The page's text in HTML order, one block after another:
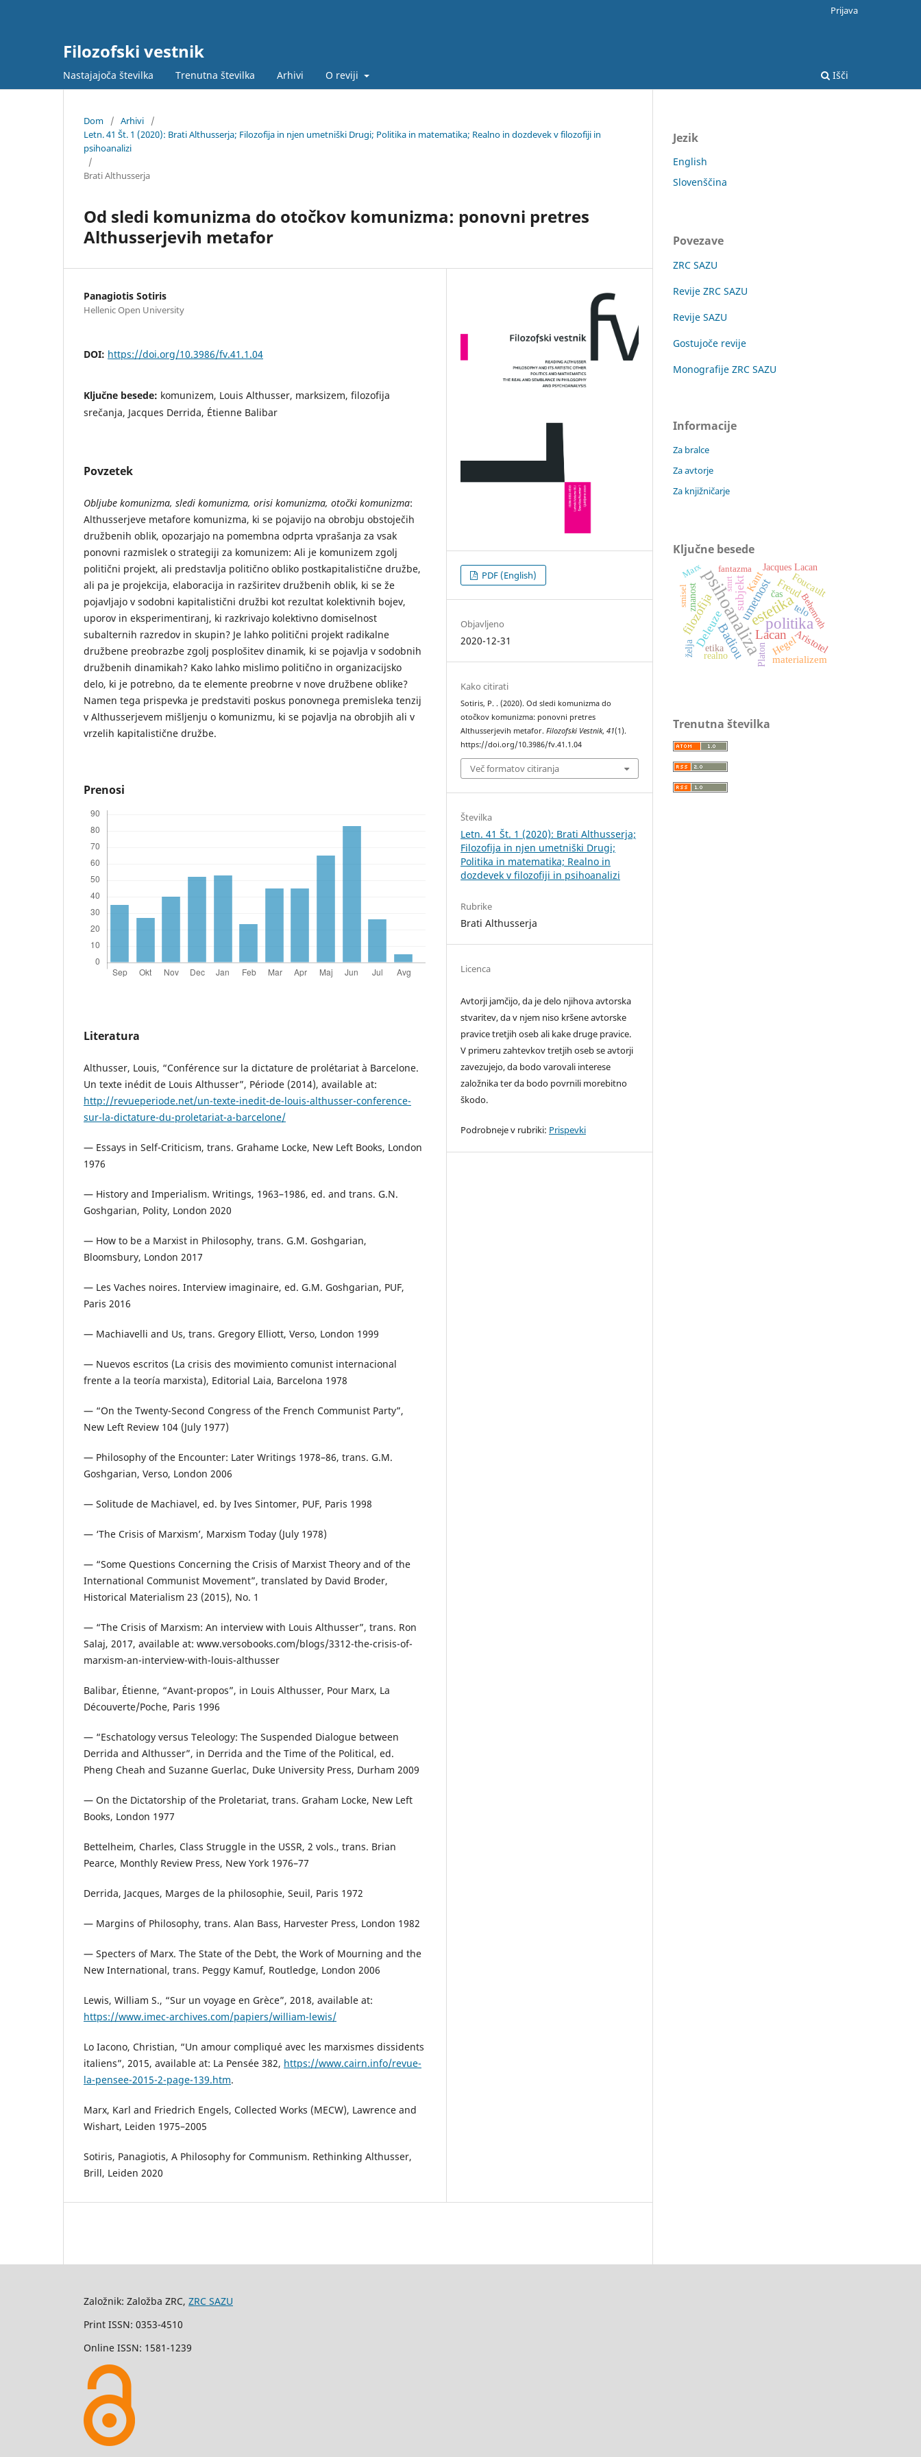
Filozofski vestnik
Nastajajoča številka Trenutna številka Arhivi O reviji Išči
Prijava
Dom / Arhivi
/
Letn. 41 Št. 1 (2020): Brati Althusserja; Filozofija in njen umetniški Drugi; Politika in matematika; Realno in dozdevek v filozofiji in
psihoanalizi
/
Brati Althusserja
Od sledi komunizma do otočkov komunizma: ponovni pretres
Althusserjevih metafor
Panagiotis Sotiris
Hellenic Open University
DOI: https://doi.org/10.3986/fv.41.1.04
Ključne besede: komunizem, Louis Althusser, marksizem, filozofija
srečanja, Jacques Derrida, Étienne Balibar
Povzetek
Obljube komunizma, sledi komunizma, orisi komunizma, otočki komunizma:
Althusserjeve metafore komunizma, ki se pojavijo na obrobju obstoječih
družbenih oblik, opozarjajo na pomembna odprta vprašanja za vsak
ponovni razmislek o strategiji za komunizem: Ali je komunizem zgolj
politični projekt, ali predstavlja politično obliko postkapitalistične družbe,
ali pa je projekcija, elaboracija in razširitev družbenih oblik, ki se že
pojavljajo v sodobni kapitalistični družbi kot rezultat kolektivnih bojev,
uporov in eksperimentiranj, ki razkrivajo kolektivno domiselnost
subalternih razredov in skupin? Je lahko politični projekt radikalne
družbene preobrazbe zgolj posplošitev dinamik, ki se pojavlja v sodobnih
družbenih dinamikah? Kako lahko mislimo politično in organizacijsko
delo, ki je potrebno, da te elemente preobrne v nove družbene oblike?
Namen tega prispevka je predstaviti poskus ponovnega premisleka tenzij
v Althusserjevem mišljenju o komunizmu, ki se pojavlja na obrobjih ali v
vrzelih kapitalistične družbe.
Prenosi
Literatura
Althusser, Louis, “Conférence sur la dictature de prolétariat à Barcelone.
Un texte inédit de Louis Althusser”, Période (2014), available at:
http://revueperiode.net/un-texte-inedit-de-louis-althusser-conference-
sur-la-dictature-du-proletariat-a-barcelone/
— Essays in Self-Criticism, trans. Grahame Locke, New Left Books, London
1976
— History and Imperialism. Writings, 1963–1986, ed. and trans. G.N.
Goshgarian, Polity, London 2020
— How to be a Marxist in Philosophy, trans. G.M. Goshgarian,
Bloomsbury, London 2017
— Les Vaches noires. Interview imaginaire, ed. G.M. Goshgarian, PUF,
Paris 2016
— Machiavelli and Us, trans. Gregory Elliott, Verso, London 1999
— Nuevos escritos (La crisis des movimiento comunist internacional
frente a la teoría marxista), Editorial Laia, Barcelona 1978
— “On the Twenty-Second Congress of the French Communist Party”,
New Left Review 104 (July 1977)
— Philosophy of the Encounter: Later Writings 1978–86, trans. G.M.
Goshgarian, Verso, London 2006
— Solitude de Machiavel, ed. by Ives Sintomer, PUF, Paris 1998
— ‘The Crisis of Marxism’, Marxism Today (July 1978)
— “Some Questions Concerning the Crisis of Marxist Theory and of the
International Communist Movement”, translated by David Broder,
Historical Materialism 23 (2015), No. 1
— “The Crisis of Marxism: An interview with Louis Althusser”, trans. Ron
Salaj, 2017, available at: www.versobooks.com/blogs/3312-the-crisis-of-
marxism-an-interview-with-louis-althusser
Balibar, Étienne, “Avant-propos”, in Louis Althusser, Pour Marx, La
Découverte/Poche, Paris 1996
— “Eschatology versus Teleology: The Suspended Dialogue between
Derrida and Althusser”, in Derrida and the Time of the Political, ed.
Pheng Cheah and Suzanne Guerlac, Duke University Press, Durham 2009
— On the Dictatorship of the Proletariat, trans. Graham Locke, New Left
Books, London 1977
Bettelheim, Charles, Class Struggle in the USSR, 2 vols., trans. Brian
Pearce, Monthly Review Press, New York 1976–77
Derrida, Jacques, Marges de la philosophie, Seuil, Paris 1972
— Margins of Philosophy, trans. Alan Bass, Harvester Press, London 1982
— Specters of Marx. The State of the Debt, the Work of Mourning and the
New International, trans. Peggy Kamuf, Routledge, London 2006
Lewis, William S., “Sur un voyage en Grèce”, 2018, available at:
https://www.imec-archives.com/papiers/william-lewis/
Lo Iacono, Christian, “Un amour compliqué avec les marxismes dissidents
italiens”, 2015, available at: La Pensée 382, https://www.cairn.info/revue-
la-pensee-2015-2-page-139.htm.
Marx, Karl and Friedrich Engels, Collected Works (MECW), Lawrence and
Wishart, Leiden 1975–2005
Sotiris, Panagiotis, A Philosophy for Communism. Rethinking Althusser,
Brill, Leiden 2020
PDF (English)
Objavljeno
2020-12-31
Kako citirati
Sotiris, P. . (2020). Od sledi komunizma do
otočkov komunizma: ponovni pretres
Althusserjevih metafor.Filozofski Vestnik,41(1).
https://doi.org/10.3986/fv.41.1.04
Več formatov citiranja
Številka
Letn. 41 Št. 1 (2020): Brati Althusserja;
Filozofija in njen umetniški Drugi;
Politika in matematika; Realno in
dozdevek v filozofiji in psihoanalizi
Rubrike
Brati Althusserja
Licenca
Avtorji jamčijo, da je delo njihova avtorska
stvaritev, da v njem niso kršene avtorske
pravice tretjih oseb ali kake druge pravice.
V primeru zahtevkov tretjih oseb se avtorji
zavezujejo, da bodo varovali interese
založnika ter da bodo povrnili morebitno
škodo.
Podrobneje v rubriki: Prispevki
Jezik
English
Slovenščina
Povezave
ZRC SAZU
Revije ZRC SAZU
Revije SAZU
Gostujoče revije
Monografije ZRC SAZU
Informacije
Za bralce
Za avtorje
Za knjižničarje
Ključne besede
psihoanalizapolitika
estetika
Badiou Lacan
filozofija umetnost
subjekt
Deleuze
Freud
Kant
Aristotel
telo
Foucault
Hegel
materializem
znanost
Jacques Lacan
etika
čas
Platon
želja realno
Behemoth
fantazma
Marx
smrt
smisel
Trenutna številka
Založnik: Založba ZRC, ZRC SAZU
Print ISSN: 0353-4510
Online ISSN: 1581-1239